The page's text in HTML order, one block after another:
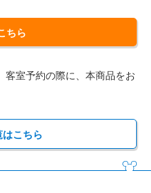
ちら
室予約の際に、本商品をお
こちら